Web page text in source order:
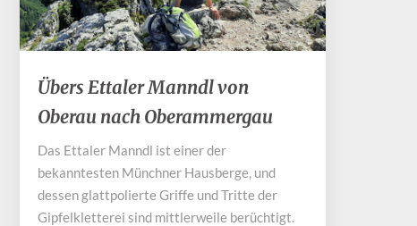
Übers
Ettaler
Manndl
Oberau
nach
Oberammergau
Übers Ettaler Manndl von
Oberau nach Oberammergau
Das Ettaler Manndl ist einer der
bekanntesten Münchner Hausberge, und
dessen glattpolierte Griffe und Tritte der
Gipfelkletterei sind mittlerweile berüchtigt.